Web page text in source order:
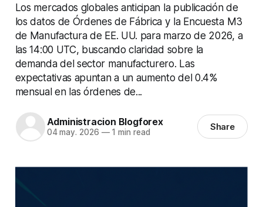
Los mercados globales anticipan la publicación de
los datos de Órdenes de Fábrica y la Encuesta M3
de Manufactura de EE. UU. para marzo de 2026, a
las 14:00 UTC, buscando claridad sobre la
demanda del sector manufacturero. Las
expectativas apuntan a un aumento del 0.4%
mensual en las órdenes de...
Administracion Blogforex
04 may. 2026 —1 min read Share